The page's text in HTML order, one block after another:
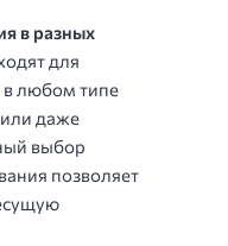
в разных
для
в любом типе
или даже
выбор
позволяет